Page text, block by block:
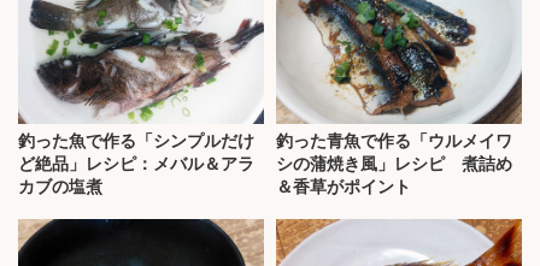
釣った魚で作る「シンプルだけ
ど絶品」レシピ：メバル＆アラ
カブの塩煮
釣った青魚で作る「ウルメイワ
シの蒲焼き風」レシピ 煮詰め
＆香草がポイント